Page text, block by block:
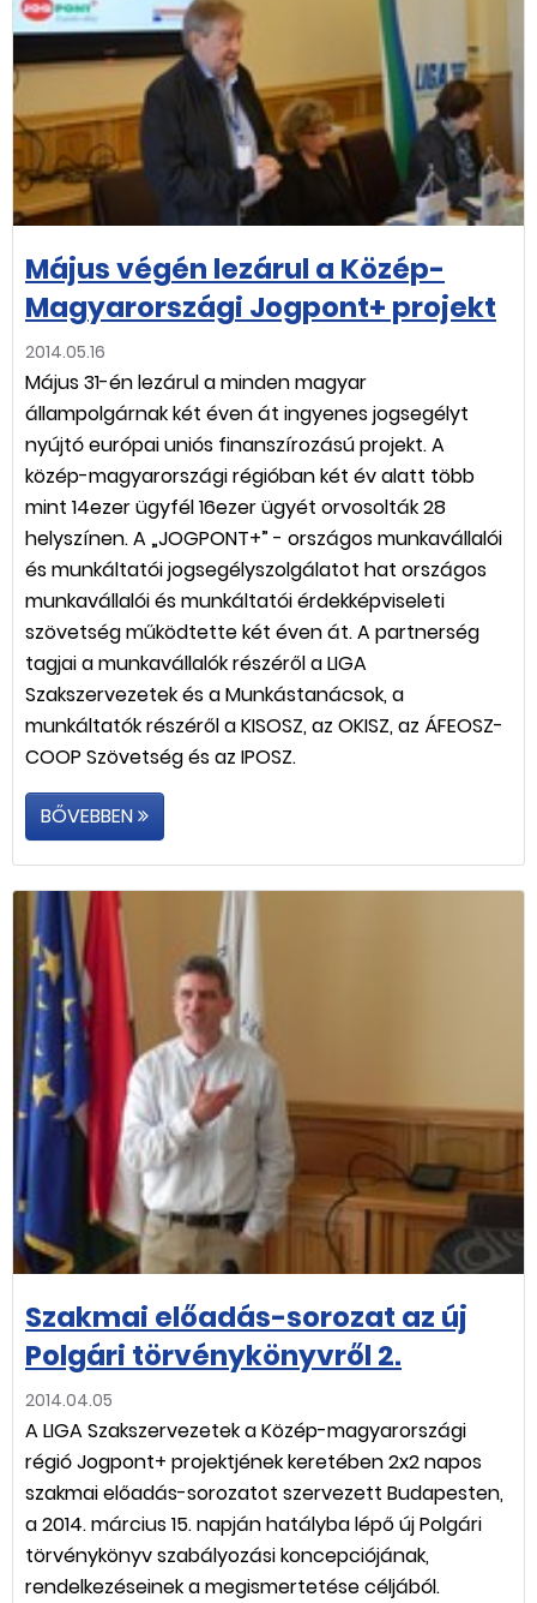
Május végén lezárul a Közép-
Magyarországi Jogpont+ projekt
2014.05.16
Május 31-én lezárul a minden magyar
állampolgárnak két éven át ingyenes jogsegélyt
nyújtó európai uniós finanszírozású projekt. A
közép-magyarországi régióban két év alatt több
mint 14ezer ügyfél 16ezer ügyét orvosolták 28
helyszínen. A „JOGPONT+” - országos munkavállalói
és munkáltatói jogsegélyszolgálatot hat országos
munkavállalói és munkáltatói érdekképviseleti
szövetség működtette két éven át. A partnerség
tagjai a munkavállalók részéről a LIGA
Szakszervezetek és a Munkástanácsok, a
munkáltatók részéről a KISOSZ, az OKISZ, az ÁFEOSZ-
COOP Szövetség és az IPOSZ.
BŐVEBBEN
Szakmai előadás-sorozat az új
Polgári törvénykönyvről 2.
2014.04.05
A LIGA Szakszervezetek a Közép-magyarországi
régió Jogpont+ projektjének keretében 2x2 napos
szakmai előadás-sorozatot szervezett Budapesten,
a 2014. március 15. napján hatályba lépő új Polgári
törvénykönyv szabályozási koncepciójának,
rendelkezéseinek a megismertetése céljából.